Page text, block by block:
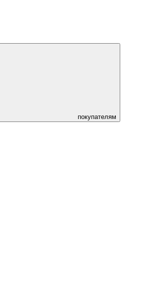
покупателям